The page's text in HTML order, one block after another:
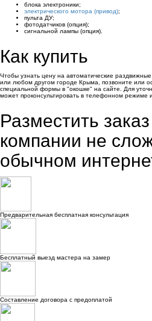
блока электроники;
электрического мотора (привод);
пульта ДУ;
фотодатчиков (опция);
сигнальной лампы (опция).
Как купить
Чтобы узнать цену на автоматические
или любом другом городе Крыма, позвоните или
специальной формы в "окошке" на сайте. Для
может проконсультировать в телефонном режиме
Разместить
компании не
обычном
Предварительная бесплатная консультация
Бесплатный выезд мастера на замер
Составление договора с предоплатой